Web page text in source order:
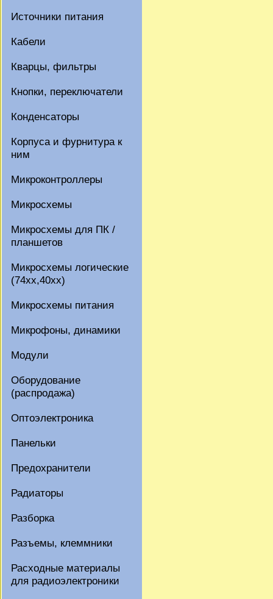
Источники питания
Кабели
Кварцы, фильтры
Кнопки, переключатели
Конденсаторы
Корпуса и фурнитура к
ним
Микроконтроллеры
Микросхемы
Микросхемы для ПК /
планшетов
Микросхемы логические
(74xx,40xx)
Микросхемы питания
Микрофоны, динамики
Модули
Оборудование
(распродажа)
Оптоэлектроника
Панельки
Предохранители
Радиаторы
Разборка
Разъемы, клеммники
Расходные материалы
для радиоэлектроники